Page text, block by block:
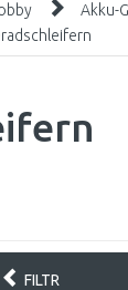
Akku-
FILTR